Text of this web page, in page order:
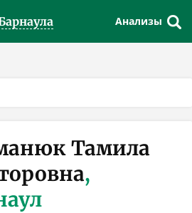
Анализы
Тамила
,